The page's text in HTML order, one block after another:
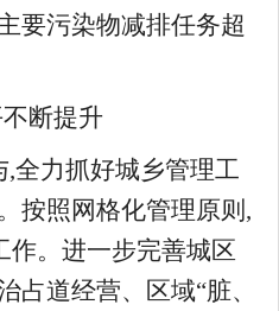
要污染物减排任务超
断提升
,全力抓好城乡管理工
按照网格化管理原则,
作。进一步完善城区
占道经营、区域“脏、